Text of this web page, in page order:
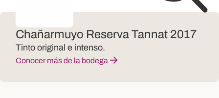
Chañarmuyo Reserva Tannat 2017
Tinto original e intenso.
Conocer más de la bodega